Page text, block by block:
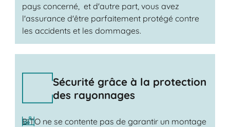
pays concerné, et d'autre part, vous avez
l'assurance d'être parfaitement protégé contre
les accidents et les dommages.
Sécurité grâce à la protection
des rayonnages
BITO ne se contente pas de garantir un montage